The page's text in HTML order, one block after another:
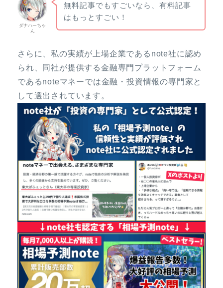
ダナハーちゃ
ん
無料記事でもすごいなら、有料記事
はもっとすごい！
さらに、私の実績が上場企業であるnote社に認め
られ、同社が提供する金融専門プラットフォーム
であるnoteマネーでは金融・投資情報の専門家と
して選出されています。